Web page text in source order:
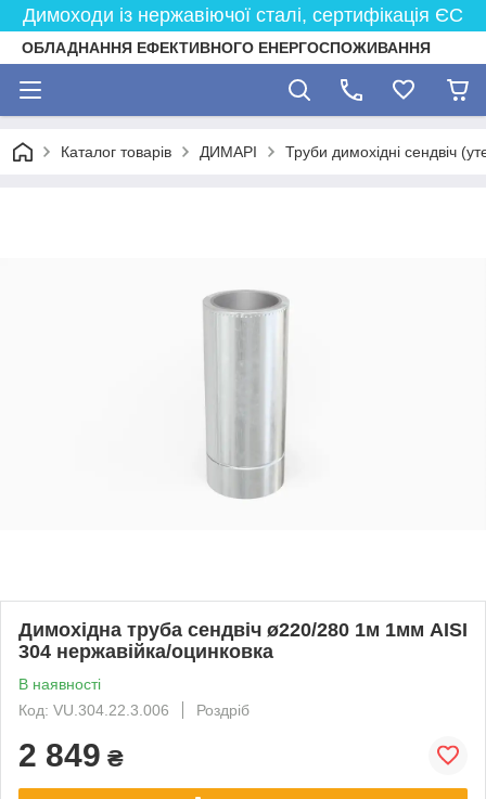
Димоходи із нержавіючої сталі, сертифікація ЄС
ОБЛАДНАННЯ ЕФЕКТИВНОГО ЕНЕРГОСПОЖИВАННЯ
Каталог товарів ДИМАРІ Труби димохідні сендвіч
Димохідна труба сендвіч ø220/280 1м 1мм AISI
304 нержавійка/оцинковка
В наявності
Код: VU.304.22.3.006
Роздріб
2 849 ₴